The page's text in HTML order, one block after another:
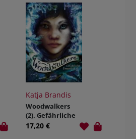
Katja Brandis
Woodwalkers
(2). Gefährliche
Freundschaft
17,20 €